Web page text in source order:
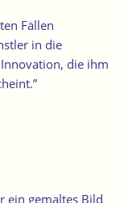
Fällen
in die
die ihm
ein gemaltes Bild